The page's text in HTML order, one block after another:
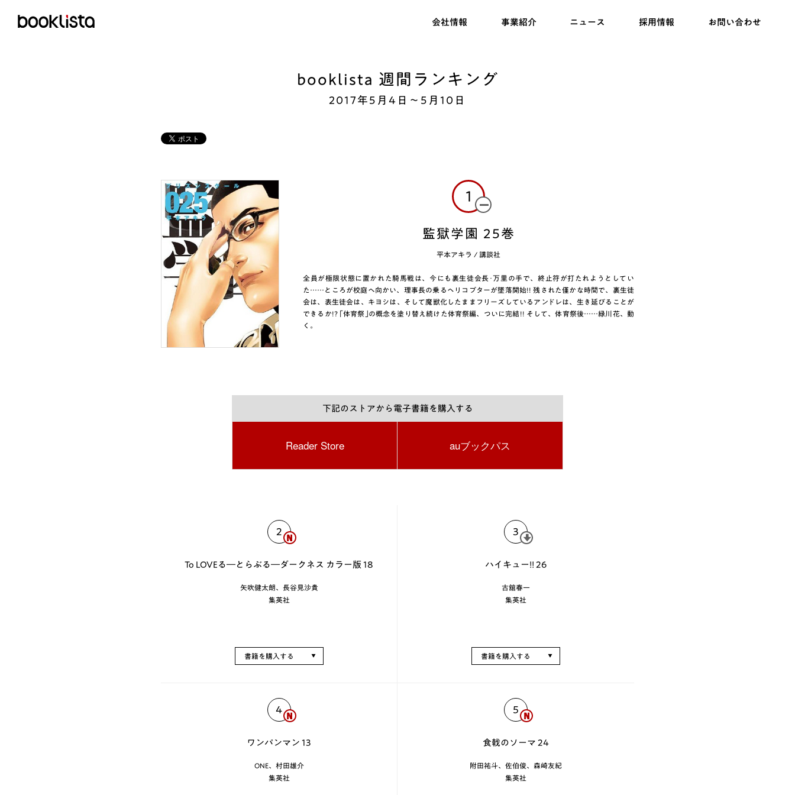
会社情報 事業紹介 ニュース 採用情報 お問い合わせ
booklista 週間ランキング
2017年5月4日〜5月10日
1
監獄学園 25巻
平本アキラ / 講談社
全員が極限状態に置かれた騎馬戦は、今にも裏生徒会長･万里の手で、終止符が打たれようとしてい
た……ところが校庭へ向かい、理事長の乗るヘリコプターが墜落開始!! 残された僅かな時間で、裏生徒
会は、表生徒会は、キヨシは、そして魔獣化したままフリーズしているアンドレは、生き延びることが
できるか!? ｢体育祭｣の概念を塗り替え続けた体育祭編、ついに完結!! そして、体育祭後……緑川花、動
く。
下記のストアから電子書籍を購入する
Reader Store auブックパス
2
To LOVEる―とらぶる―ダークネス カラー版 18
矢吹健太朗、長谷見沙貴
集英社
書籍を購入する
3
ハイキュー!! 26
古舘春一
集英社
書籍を購入する
4
ワンパンマン 13
ONE、村田雄介
集英社
5
食戟のソーマ 24
附田祐斗、佐伯俊、森崎友紀
集英社